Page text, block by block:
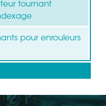
tournant
pour enrouleurs